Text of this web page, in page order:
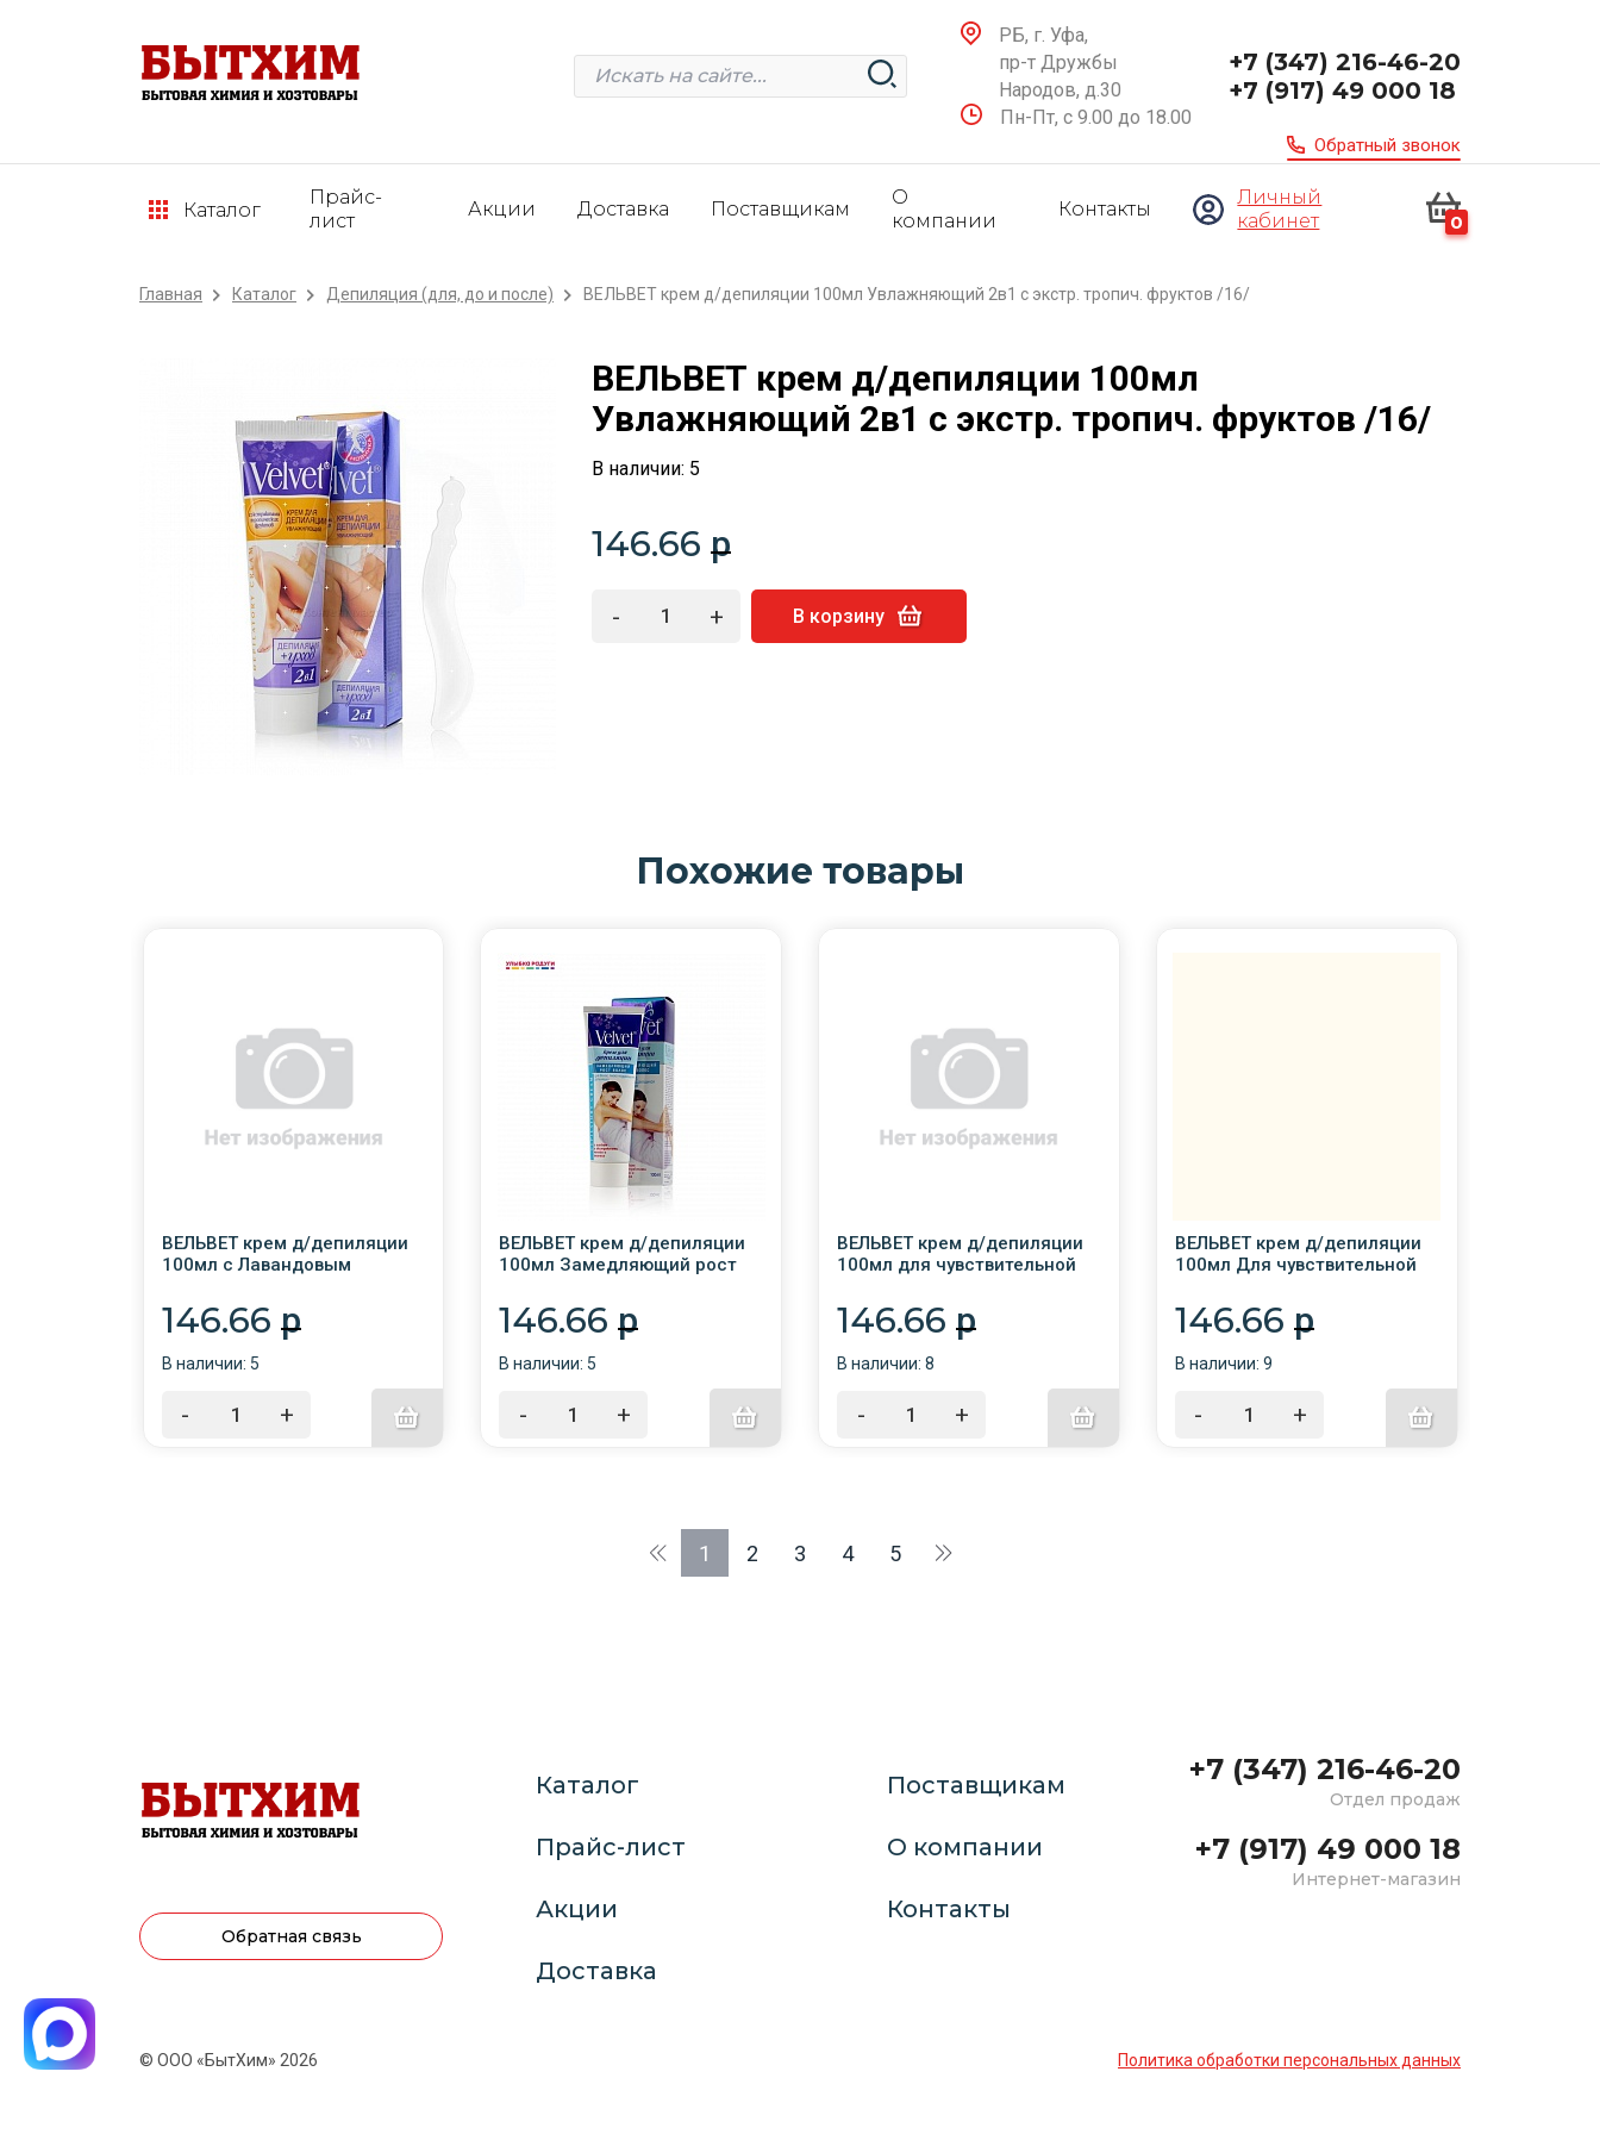
РБ, г. Уфа,
пр-т Дружбы
Народов, д.30
Пн-Пт, с 9.00 до 18.00
+7 (347) 216-46-20
+7 (917) 49 000 18
Обратный звонок
Каталог
Прайс-
лист
Акции Доставка Поставщикам
О
компании
Контакты
Личный
кабинет
0
Главная Каталог Депиляция (для, до и после) ВЕЛЬВЕТ крем д/депиляции 100мл Увлажняющий 2в1 с экстр. тропич. фруктов /16/
ВЕЛЬВЕТ крем д/депиляции 100мл
Увлажняющий 2в1 с экстр. тропич. фруктов /16/
В наличии: 5
146.66 p
- + В корзину
Похожие товары
ВЕЛЬВЕТ крем д/депиляции
100мл с Лавандовым
146.66 p
В наличии: 5
- +
ВЕЛЬВЕТ крем д/депиляции
100мл Замедляющий рост
ананаса /64/
146.66p
В наличии: 5
- +
ВЕЛЬВЕТ крем д/депиляции
100мл для чувствительной
146.66 p
В наличии: 8
- +
ВЕЛЬВЕТ крем д/депиляции
100мл Для чувствительной
(морские водоросли) /16/
146.66 p
В наличии: 9
- +
1 2 3 4 5
Обратная связь
Каталог
Прайс-лист
Акции
Доставка
Поставщикам
О компании
Контакты
+7 (347) 216-46-20
Отдел продаж
+7 (917) 49 000 18
Интернет-магазин
© ООО «БытХим» 2026 Политика обработки персональных данных